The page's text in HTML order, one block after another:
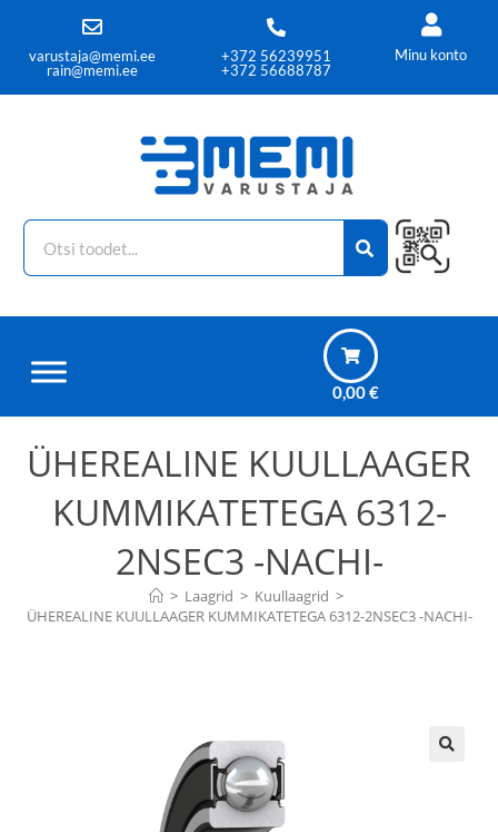
varustaja@memi.ee
rain@memi.ee
+372 56239951
+372 56688787
Minu konto
0,00€
ÜHEREALINE KUULLAAGER
KUMMIKATETEGA 6312-
2NSEC3 -NACHI-
> Laagrid > Kuullaagrid >
ÜHEREALINE KUULLAAGER KUMMIKATETEGA 6312-2NSEC3 -NACHI-